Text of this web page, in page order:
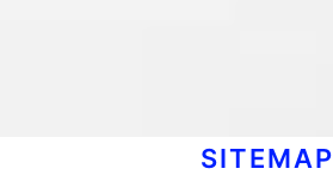
SITEMAP